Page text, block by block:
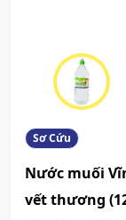
Sơ Cứu
Nước muối
vết thương